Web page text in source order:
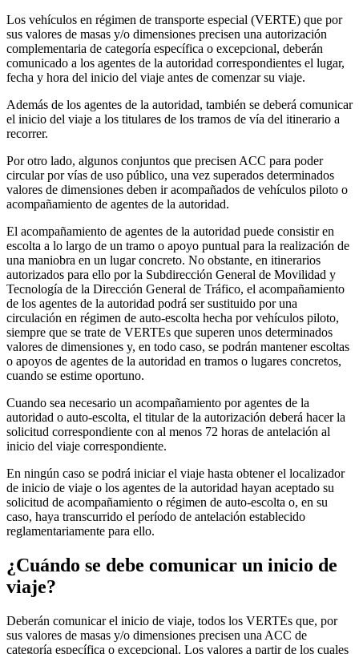
Los vehículos en régimen de transporte especial (VERTE) que por
sus valores de masas y/o dimensiones precisen una autorización
complementaria de categoría específica o excepcional, deberán
comunicado a los agentes de la autoridad correspondientes el lugar,
fecha y hora del inicio del viaje antes de comenzar su viaje.
Además de los agentes de la autoridad, también se deberá comunicar
el inicio del viaje a los titulares de los tramos de vía del itinerario a
recorrer.
Por otro lado, algunos conjuntos que precisen ACC para poder
circular por vías de uso público, una vez superados determinados
valores de dimensiones deben ir acompañados de vehículos piloto o
acompañamiento de agentes de la autoridad.
El acompañamiento de agentes de la autoridad puede consistir en
escolta a lo largo de un tramo o apoyo puntual para la realización de
una maniobra en un lugar concreto. No obstante, en itinerarios
autorizados para ello por la Subdirección General de Movilidad y
Tecnología de la Dirección General de Tráfico, el acompañamiento
de los agentes de la autoridad podrá ser sustituido por una
circulación en régimen de auto-escolta hecha por vehículos piloto,
siempre que se trate de VERTEs que superen unos determinados
valores de dimensiones y, en todo caso, se podrán mantener escoltas
o apoyos de agentes de la autoridad en tramos o lugares concretos,
cuando se estime oportuno.
Cuando sea necesario un acompañamiento por agentes de la
autoridad o auto-escolta, el titular de la autorización deberá hacer la
solicitud correspondiente con al menos 72 horas de antelación al
inicio del viaje correspondiente.
En ningún caso se podrá iniciar el viaje hasta obtener el localizador
de inicio de viaje o los agentes de la autoridad hayan aceptado su
solicitud de acompañamiento o régimen de auto-escolta o, en su
caso, haya transcurrido el período de antelación establecido
reglamentariamente para ello.
¿Cuándo se debe comunicar un inicio de
viaje?
Deberán comunicar el inicio de viaje, todos los VERTEs que, por
sus valores de masas y/o dimensiones precisen una ACC de
categoría específica o excepcional. Los valores a partir de los cuales